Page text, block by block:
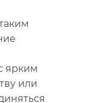
ярким
или